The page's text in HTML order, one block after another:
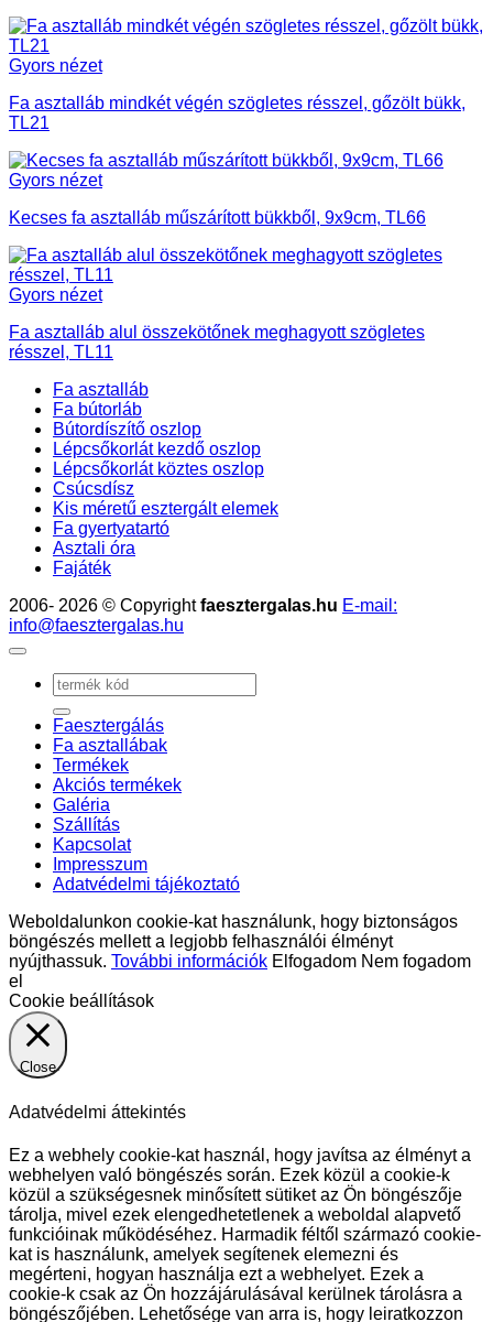
Gyors nézet
Fa asztalláb mindkét végén szögletes résszel, gőzölt bükk,
TL21
Gyors nézet
Kecses fa asztalláb műszárított bükkből, 9x9cm, TL66
Gyors nézet
Fa asztalláb alul összekötőnek meghagyott szögletes
résszel, TL11
Fa asztalláb
Fa bútorláb
Bútordíszítő oszlop
Lépcsőkorlát kezdő oszlop
Lépcsőkorlát köztes oszlop
Csúcsdísz
Kis méretű esztergált elemek
Fa gyertyatartó
Asztali óra
Fajáték
2006- 2026 © Copyrightfaesztergalas.hu E-mail:
info@faesztergalas.hu
Keresés
a
következőre:
Faesztergálás
Fa asztallábak
Termékek
Akciós termékek
Galéria
Szállítás
Kapcsolat
Impresszum
Adatvédelmi tájékoztató
Weboldalunkon cookie-kat használunk, hogy biztonságos
böngészés mellett a legjobb felhasználói élményt
nyújthassuk. További információk Elfogadom Nem fogadom
el
Cookie beállítások
Close
Adatvédelmi áttekintés
Ez a webhely cookie-kat használ, hogy javítsa az élményt a
webhelyen való böngészés során. Ezek közül a cookie-k
közül a szükségesnek minősített sütiket az Ön böngészője
tárolja, mivel ezek elengedhetetlenek a weboldal alapvető
funkcióinak működéséhez. Harmadik féltől származó cookie-
kat is használunk, amelyek segítenek elemezni és
megérteni, hogyan használja ezt a webhelyet. Ezek a
cookie-k csak az Ön hozzájárulásával kerülnek tárolásra a
böngészőjében. Lehetősége van arra is, hogy leiratkozzon